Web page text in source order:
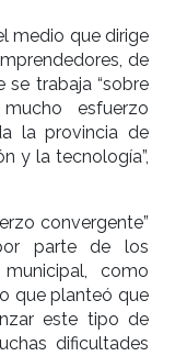
medio que dirige
de
se trabaja “sobre
esfuerzo
la provincia de
y la tecnología”,
convergente”
parte de los
como
que planteó que
este tipo de
dificultades